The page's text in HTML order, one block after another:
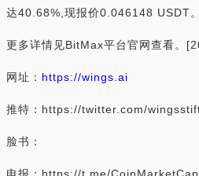
达40.68%,现报价0.046148 USDT。
更多详情见BitMax平台官网查看。
网址： https://wings.ai
推特：https://twitter.com/
脸书：